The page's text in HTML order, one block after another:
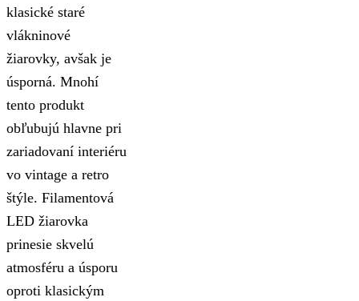
klasické staré
vlákninové
žiarovky, avšak je
úsporná. Mnohí
tento produkt
obľubujú hlavne pri
zariadovaní interiéru
vo vintage a retro
štýle. Filamentová
LED žiarovka
prinesie skvelú
atmosféru a úsporu
oproti klasickým